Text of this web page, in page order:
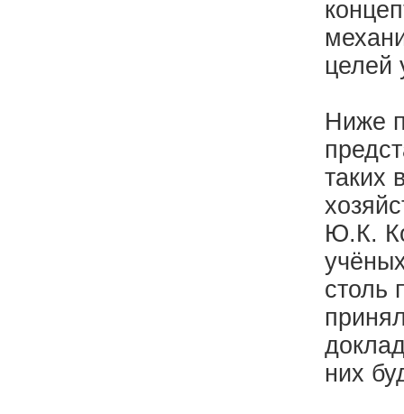
целей
Ниже
таких
Ю.К.
столь
них